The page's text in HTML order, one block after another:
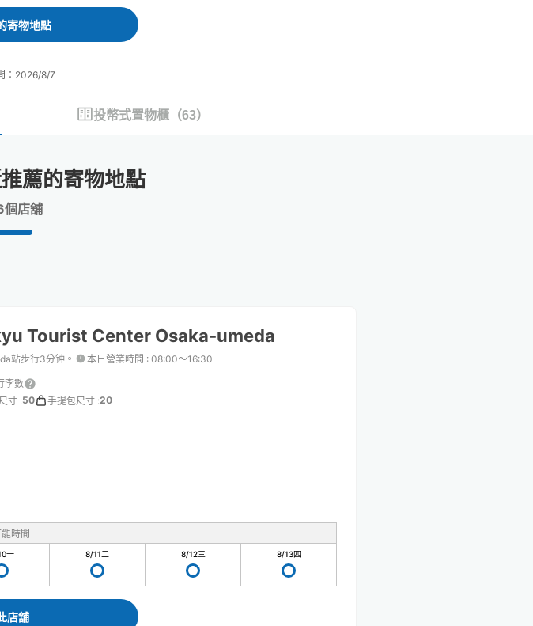
forward
to
the
calendar
select
the
changing
dates.
backward
interact
select
the
changing
dates.
寄物地點
：2026/8/7
投幣式置物櫃（63）
薦的寄物地點
店舖
Tourist Center Osaka-umeda
站步行3分钟。 本日營業時間 : 08:00〜16:30
李數
寸 :50 手提包尺寸 :20
時間
一 8/11二 8/12三 8/13四
店舖